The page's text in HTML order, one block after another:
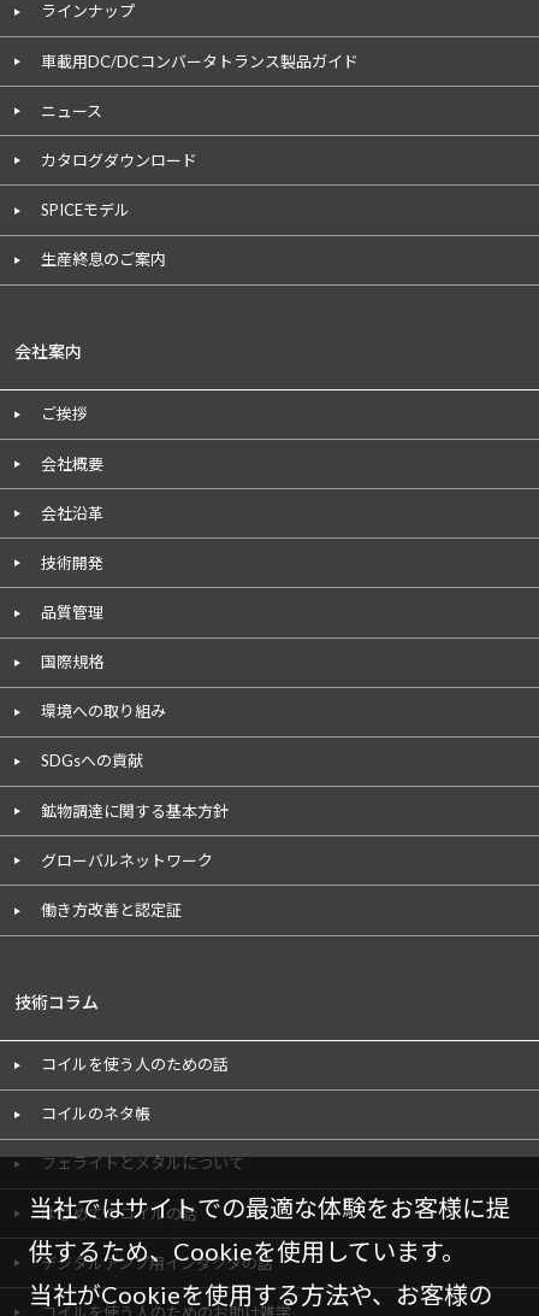
当社ではサイトでの最適な体験をお客様に提
供するため、Cookieを使用しています。
当社がCookieを使用する方法や、お客様の
ラインナップ
車載用DC/DCコンバータトランス製品ガイド
ニュース
カタログダウンロード
SPICEモデル
生産終息のご案内
会社案内
ご挨拶
会社概要
会社沿革
技術開発
品質管理
国際規格
環境への取り組み
SDGsへの貢献
鉱物調達に関する基本方針
グローバルネットワーク
働き方改善と認定証
技術コラム
コイルを使う人のための話
コイルのネタ帳
フェライトとメタルについて
はじめてのコイルの話
デジタルアンプ用インダクタの話